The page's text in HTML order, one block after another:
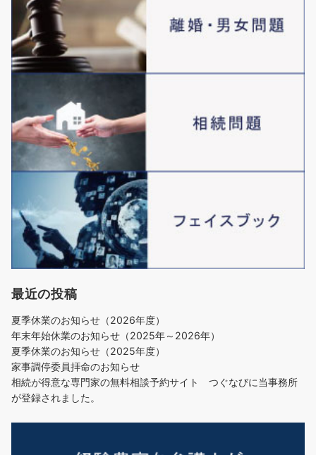
最近の投稿
夏季休業のお知らせ（2026年度）
年末年始休業のお知らせ（2025年～2026年）
夏季休業のお知らせ（2025年度）
家事調停委員拝命のお知らせ
相続が得意な専門家の無料相談予約サイト つぐなびに当事務所
が登録されました。